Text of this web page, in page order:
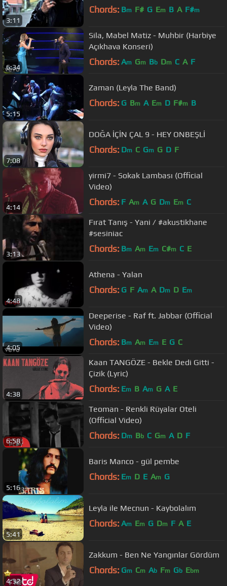
3:11
Chords: Bm F# G Em B A F#m
6:34
Sila, Mabel Matiz - Muhbir (Harbiye
Açıkhava Konseri)
Chords: Am Gm Bb Dm C A F
5:15
Zaman (Leyla The Band)
Chords: G Bm A Em D F#m B
7:08
DOĞA İÇİN ÇAL 9 - HEY ONBEŞLİ
Chords: Dm C Gm G D F
4:14
yirmi7 - Sokak Lambası (Official
Video)
Chords: F Am A G Dm Em C
3:13
Fırat Tanış - Yani / #akustikhane
‪#sesiniac
Chords: Bm Am Em C#m C E
4:48
Athena - Yalan
Chords: G F Am A Dm D Em
4:05
Deeperise - Raf ft. Jabbar (Official
Video)
Chords: Bm Am Em E G C
4:38
Kaan TANGÖZE - Bekle Dedi Gitti -
Çizik (Lyric)
Chords: Em B Am G A E
6:58
Teoman - Renkli Rüyalar Oteli
(Official Video)
Chords: Dm Bb C Gm A D F
5:16
Baris Manco - gül pembe
Chords: Em D E Am G
5:41
Leyla ile Mecnun - Kaybolalım
Chords: Am Em G Dm F A E
4:32
Zakkum - Ben Ne Yangınlar Gördüm
Chords: Gm Cm Ab Fm Gb Ebm